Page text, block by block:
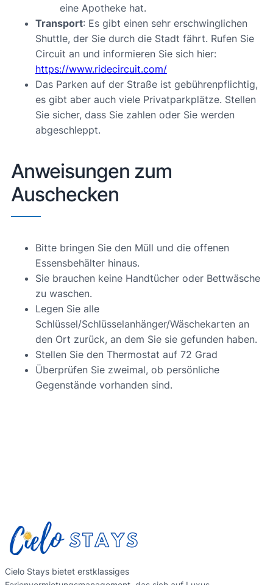
eine Apotheke hat.
Transport: Es gibt einen sehr erschwinglichen
Shuttle, der Sie durch die Stadt fährt. Rufen Sie
Circuit an und informieren Sie sich hier:
https://www.ridecircuit.com/
Das Parken auf der Straße ist gebührenpflichtig,
es gibt aber auch viele Privatparkplätze. Stellen
Sie sicher, dass Sie zahlen oder Sie werden
abgeschleppt.
Anweisungen zum
Auschecken
Bitte bringen Sie den Müll und die offenen
Essensbehälter hinaus.
Sie brauchen keine Handtücher oder Bettwäsche
zu waschen.
Legen Sie alle
Schlüssel/Schlüsselanhänger/Wäschekarten an
den Ort zurück, an dem Sie sie gefunden haben.
Stellen Sie den Thermostat auf 72 Grad
Überprüfen Sie zweimal, ob persönliche
Gegenstände vorhanden sind.
Cielo Stays bietet erstklassiges